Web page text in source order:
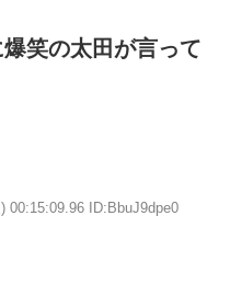
笑の太田が言って
00:15:09.96 ID:BbuJ9dpe0